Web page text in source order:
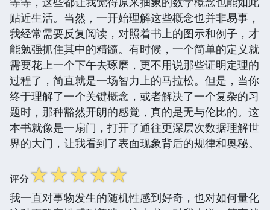
贴近生活。当然，一开始理解这些概念也并非易事，
我经常需要反复阅读，对照着书上的图示和例子，才
能勉强抓住其中的精髓。有时候，一个简单的定义就
需要花上一个下午去琢磨，更不用说那些证明定理的
过程了，简直就是一场智力上的马拉松。但是，当你
终于理解了一个关键概念，或者解决了一个复杂的习
题时，那种豁然开朗的感觉，真的是无与伦比的。这
本书就像是一扇门，打开了通往更深层次数据理解世
界的大门，让我看到了表面现象背后的规律和奥秘。
评分☆☆☆☆☆
我一直对事物发生的随机性感到好奇，也对如何量化